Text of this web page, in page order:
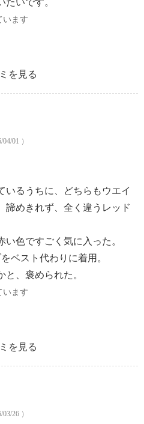
いです。
います
を見る
01 ）
いるうちに、どちらもウエイ
諦めきれず、全く違うレッド
色ですごく気に入った。
ベスト代わりに着用。
、褒められた。
います
を見る
26 ）